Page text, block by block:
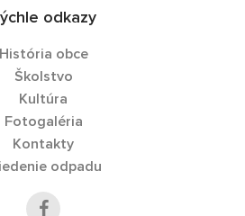
odkazy
História obce
Školstvo
Kultúra
Fotogaléria
Kontakty
odpadu